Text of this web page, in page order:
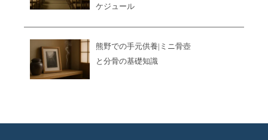
ケジュール
熊野での手元供養|ミニ骨壺
と分骨の基礎知識